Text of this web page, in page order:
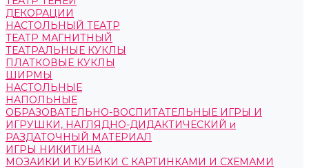
ДЕКОРАЦИИ
НАСТОЛЬНЫЙ ТЕАТР
ТЕАТР МАГНИТНЫЙ
ТЕАТРАЛЬНЫЕ КУКЛЫ
ПЛАТКОВЫЕ КУКЛЫ
ШИРМЫ
НАСТОЛЬНЫЕ
НАПОЛЬНЫЕ
ОБРАЗОВАТЕЛЬНО-ВОСПИТАТЕЛЬНЫЕ ИГРЫ И
ИГРУШКИ, НАГЛЯДНО-ДИДАКТИЧЕСКИЙ и
РАЗДАТОЧНЫЙ МАТЕРИАЛ
ИГРЫ НИКИТИНА
МОЗАИКИ И КУБИКИ С КАРТИНКАМИ И СХЕМАМИ